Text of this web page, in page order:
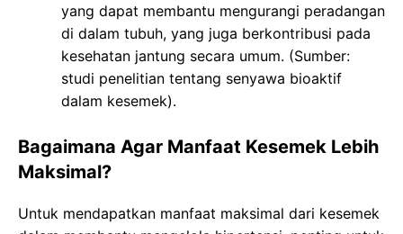
yang dapat membantu mengurangi peradangan
di dalam tubuh, yang juga berkontribusi pada
kesehatan jantung secara umum. (Sumber:
studi penelitian tentang senyawa bioaktif
dalam kesemek).
Bagaimana Agar Manfaat Kesemek Lebih
Maksimal?
Untuk mendapatkan manfaat maksimal dari kesemek